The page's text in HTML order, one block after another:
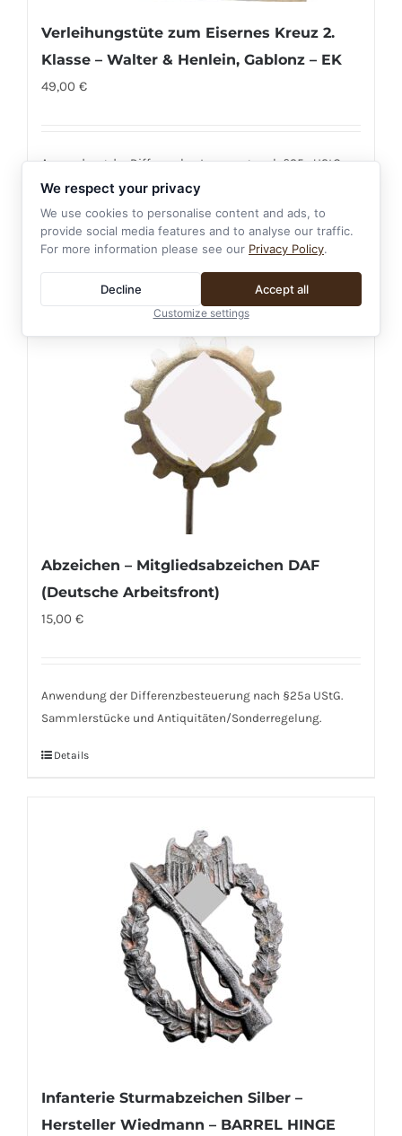
Verleihungstüte zum Eisernes Kreuz 2.
Klasse – Walter & Henlein, Gablonz – EK
49,00 €
Anwendung der Differenzbesteuerung nach §25a UStG.
Sammlerstücke und Antiquitäten/Sonderregelung.
Abzeichen – Mitgliedsabzeichen DAF
(Deutsche Arbeitsfront)
15,00 €
Anwendung der Differenzbesteuerung nach §25a UStG.
Sammlerstücke und Antiquitäten/Sonderregelung.
Details
Infanterie Sturmabzeichen Silber –
Hersteller Wiedmann – BARREL HINGE
We respect your privacy
We use cookies to personalise content and ads, to
provide social media features and to analyse our traffic.
For more information please see our Privacy Policy.
Accept all
Decline
Customize settings